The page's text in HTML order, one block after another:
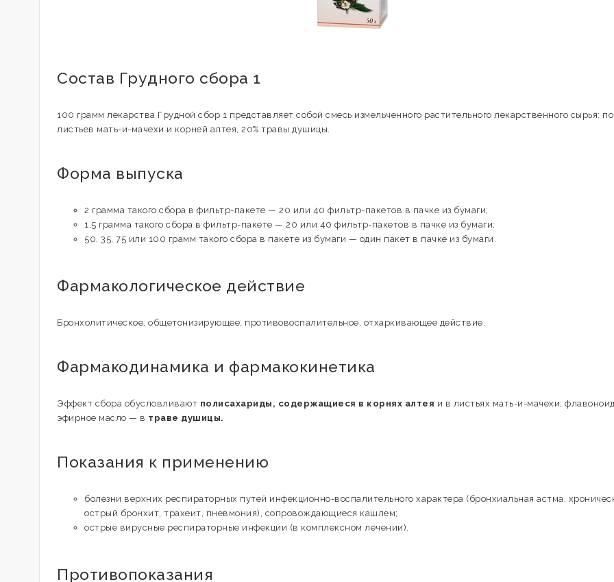
Состав Грудного сбора 1
100 грамм лекарства Грудной сбор 1 представляет собой смесь измельченного растительного лекарственного сырья:
листьев мать-и-мачехи и корней алтея, 20% травы душицы.
Форма выпуска
2 грамма такого сбора в фильтр-пакете — 20 или 40 фильтр-пакетов в пачке из бумаги;
1,5 грамма такого сбора в фильтр-пакете — 20 или 40 фильтр-пакетов в пачке из бумаги;
50, 35, 75 или 100 грамм такого сбора в пакете из бумаги — один пакет в пачке из бумаги.
Фармакологическое действие
Бронхолитическое, общетонизирующее, противовоспалительное, отхаркивающее действие.
Фармакодинамика и фармакокинетика
Эффект сбора обусловливают полисахариды, содержащиеся в корнях алтея и в листьях мать-и-мачехи;
эфирное масло — в траве душицы.
Показания к применению
болезни верхних респираторных путей инфекционно-воспалительного характера (бронхиальная астма,
острый бронхит, трахеит, пневмония), сопровождающиеся кашлем;
острые вирусные респираторные инфекции (в комплексном лечении).
Противопоказания